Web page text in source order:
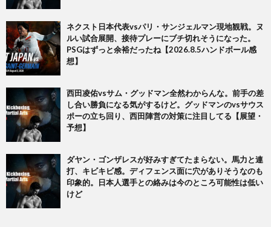
ネクスト日本代表vsパリ・サンジェルマン現地観戦。ヌ
ルい試合展開、接待プレーにブチ切れそうになった。
PSGはずっと余裕だったね【2026.8.5ハンドボール感
想】
西田凌佑vsサム・グッドマン全然わからんな。前手の差
し合い勝負になる気がするけど。グッドマンのvsサウス
ポーの立ち回り、西田陣営の対策に注目してる【展望・
予想】
ダヤン・ゴンザレスが好みすぎてたまらない。馬力と連
打、キビキビ感。ディフェンス面に穴がありそうなのも
印象的。日本人選手との絡みは今のところ可能性は低い
けど